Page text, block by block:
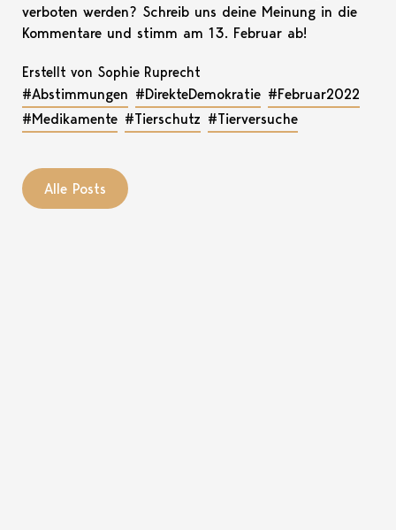
verboten werden? Schreib uns deine Meinung in die
Kommentare und stimm am 13. Februar ab!
Erstellt von Sophie Ruprecht
#Abstimmungen #DirekteDemokratie #Februar2022
#Medikamente #Tierschutz #Tierversuche
Alle Posts